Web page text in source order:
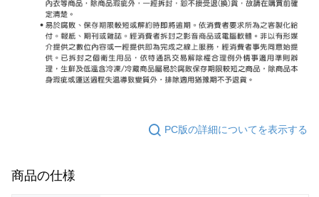
PC版の詳細についてを表示する
商品の仕様